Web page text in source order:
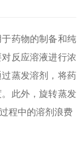
药物的制备和纯
反应溶液进行浓
蒸发溶剂，将药
此外，旋转蒸发
程中的溶剂浪费